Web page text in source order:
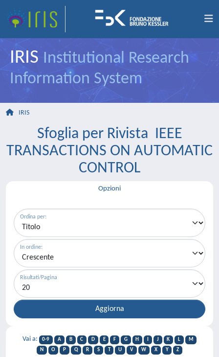
IRIS Institutional Research
Information System
IRIS
Sfoglia per Rivista IEEE
TRANSACTIONS ON AUTOMATIC
CONTROL
Opzioni
Ordina per:
In ordine:
Risultati/Pagina
Vai a: 0-9 A B C D E F G H J K L
M
N
O P Q R S T U V W X Y Z